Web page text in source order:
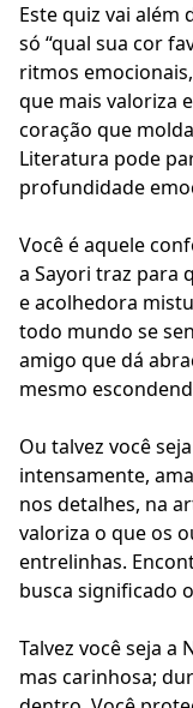
Este quiz vai além
só “qual sua cor
ritmos
que mais valoriza
coração que
Literatura pode
profundidade
Você é aquele
a Sayori traz para
e acolhedora
todo mundo se
amigo que dá
mesmo
Ou talvez você
intensamente,
nos detalhes, na
valoriza o que os
entrelinhas.
busca significado
Talvez você seja
mas carinhosa;